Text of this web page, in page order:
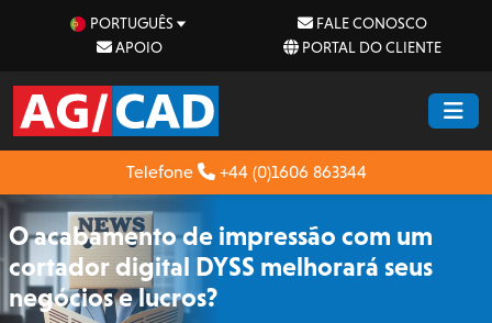
PORTUGUÊS
FALE CONOSCO
APOIO
PORTAL DO CLIENTE
Telefone +44 (0)1606 863344
O acabamento de impressão com um
cortador digital DYSS melhorará seus
negócios e lucros?